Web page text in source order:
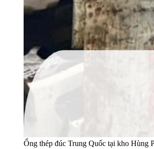
Ống thép đúc Trung Quốc tại kho Hùng